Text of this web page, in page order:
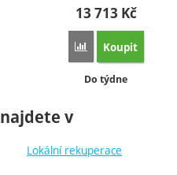
13 713 Kč
Porovnat
Koupit
Dostupnost:
Do týdne
v
Lokální rekuperace